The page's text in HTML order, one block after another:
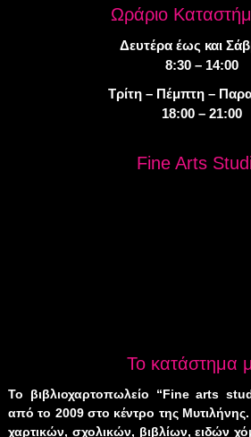
Ωράριο
Δευτέρα έως και
8:30 – 14:00
Τρίτη – Πέμπτη –
18:00 – 21:00
Fine Arts
Το κατάστημα
Το βιβλιοχαρτοπωλείο “Fine arts
από το 2009 στο κέντρο της
χαρτικών, σχολικών, βιβλίων, ειδών